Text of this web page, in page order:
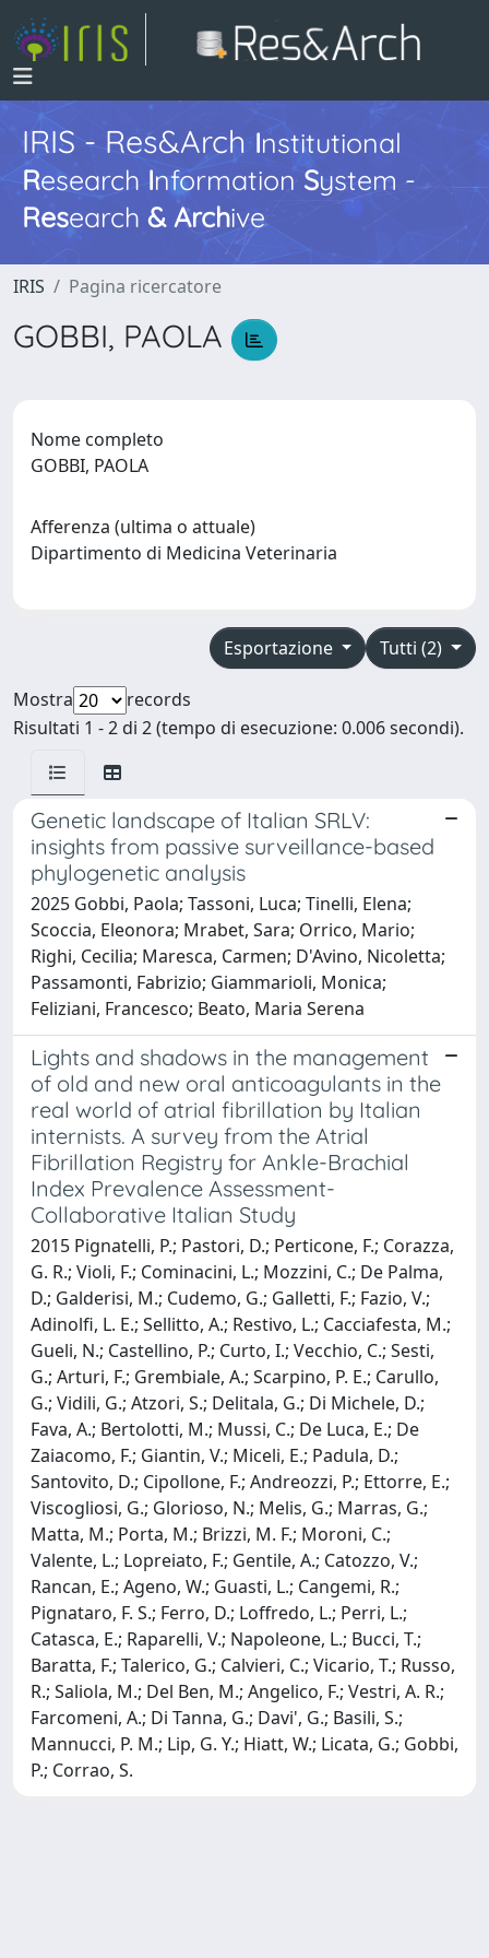
IRIS - Res&ArchInstitutional
Research InformationSystem -
Research & Archive
IRIS Pagina ricercatore
GOBBI, PAOLA
Nome completo
GOBBI, PAOLA
Afferenza (ultima o attuale)
Dipartimento di Medicina Veterinaria
Tutti (2)
Esportazione
Mostra
records
Risultati 1 - 2 di 2 (tempo di esecuzione: 0.006 secondi).
Genetic landscape of Italian SRLV:
insights from passive surveillance-based
phylogenetic analysis
2025 Gobbi, Paola; Tassoni, Luca; Tinelli, Elena;
Scoccia, Eleonora; Mrabet, Sara; Orrico, Mario;
Righi, Cecilia; Maresca, Carmen; D'Avino, Nicoletta;
Passamonti, Fabrizio; Giammarioli, Monica;
Feliziani, Francesco; Beato, Maria Serena
Lights and shadows in the management
of old and new oral anticoagulants in the
real world of atrial fibrillation by Italian
internists. A survey from the Atrial
Fibrillation Registry for Ankle-Brachial
Index Prevalence Assessment-
Collaborative Italian Study
2015 Pignatelli, P.; Pastori, D.; Perticone, F.; Corazza,
G. R.; Violi, F.; Cominacini, L.; Mozzini, C.; De Palma,
D.; Galderisi, M.; Cudemo, G.; Galletti, F.; Fazio, V.;
Adinolfi, L. E.; Sellitto, A.; Restivo, L.; Cacciafesta, M.;
Gueli, N.; Castellino, P.; Curto, I.; Vecchio, C.; Sesti,
G.; Arturi, F.; Grembiale, A.; Scarpino, P. E.; Carullo,
G.; Vidili, G.; Atzori, S.; Delitala, G.; Di Michele, D.;
Fava, A.; Bertolotti, M.; Mussi, C.; De Luca, E.; De
Zaiacomo, F.; Giantin, V.; Miceli, E.; Padula, D.;
Santovito, D.; Cipollone, F.; Andreozzi, P.; Ettorre, E.;
Viscogliosi, G.; Glorioso, N.; Melis, G.; Marras, G.;
Matta, M.; Porta, M.; Brizzi, M. F.; Moroni, C.;
Valente, L.; Lopreiato, F.; Gentile, A.; Catozzo, V.;
Rancan, E.; Ageno, W.; Guasti, L.; Cangemi, R.;
Pignataro, F. S.; Ferro, D.; Loffredo, L.; Perri, L.;
Catasca, E.; Raparelli, V.; Napoleone, L.; Bucci, T.;
Baratta, F.; Talerico, G.; Calvieri, C.; Vicario, T.; Russo,
R.; Saliola, M.; Del Ben, M.; Angelico, F.; Vestri, A. R.;
Farcomeni, A.; Di Tanna, G.; Davi', G.; Basili, S.;
Mannucci, P. M.; Lip, G. Y.; Hiatt, W.; Licata, G.; Gobbi,
P.; Corrao, S.